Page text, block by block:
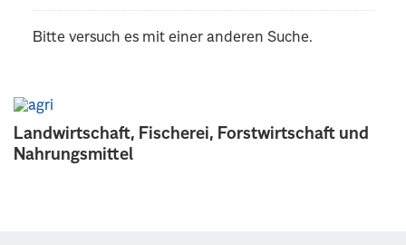
Landwirtschaft, Fischerei, Forstwirtschaft und
Nahrungsmittel
Bitte versuch es mit einer anderen Suche.